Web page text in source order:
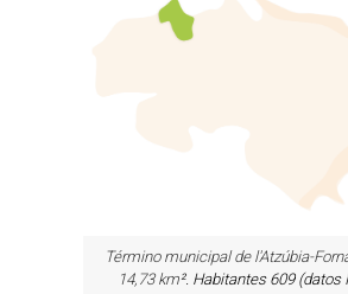
Término municipal de l'Atzúbia-
14,73 km². Habitantes 609 (datos